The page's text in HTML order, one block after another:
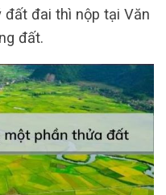
đai thì nộp tại Văn
đất.